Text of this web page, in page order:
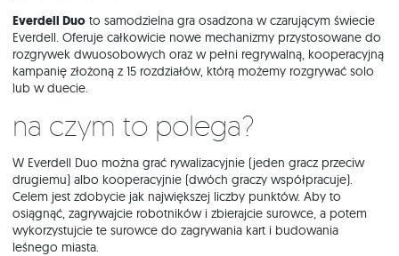
Everdell Duo to samodzielna gra osadzona w czarującym świecie
Everdell. Oferuje całkowicie nowe mechanizmy przystosowane do
rozgrywek dwuosobowych oraz w pełni regrywalną, kooperacyjną
kampanię złożoną z 15 rozdziałów, którą możemy rozgrywać solo
lub w duecie.
Na czym to polega?
W Everdell Duo można grać rywalizacyjnie (jeden gracz przeciw
drugiemu) albo kooperacyjnie (dwóch graczy współpracuje).
Celem jest zdobycie jak największej liczby punktów. Aby to
osiągnąć, zagrywajcie robotników i zbie­rajcie surowce, a potem
wykorzystujcie te surowce do zagrywania kart i budowania
leśnego miasta.